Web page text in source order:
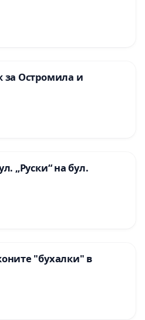
за Остромила и
„Руски“ на бул.
"бухалки" в